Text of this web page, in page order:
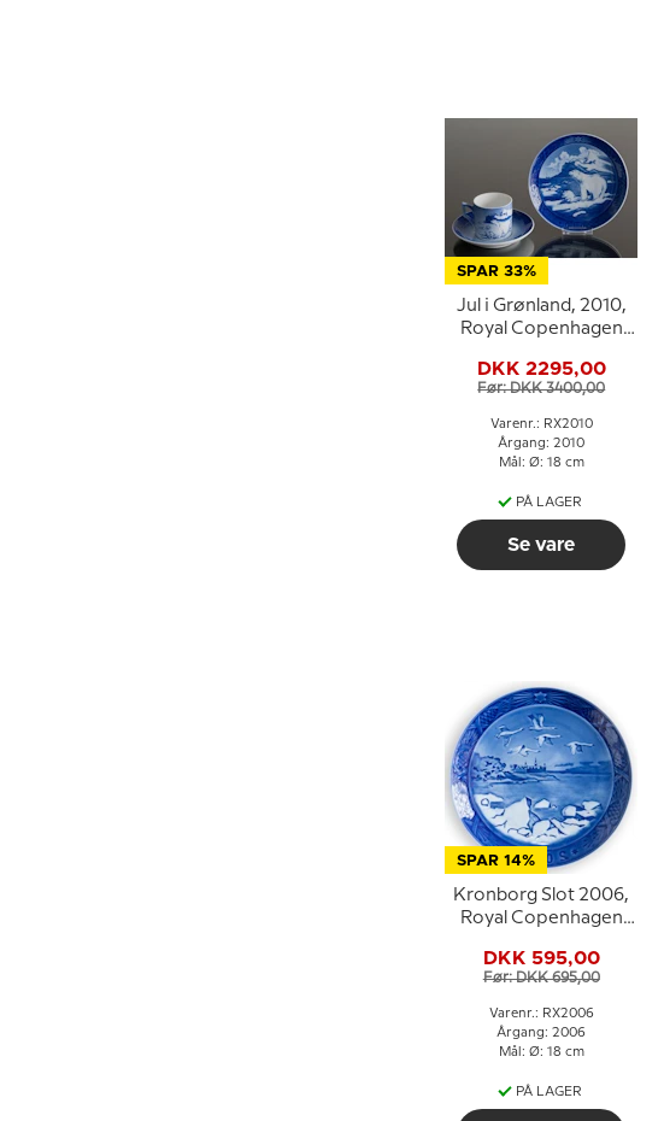
SPAR 33%
Jul i Grønland, 2010,
Royal Copenhagen
DKK 2295,00
Før: DKK 3400,00
Varenr.: RX2010
Årgang: 2010
Mål: Ø: 18 cm
PÅ LAGER
Se vare
SPAR 14%
Kronborg Slot 2006,
Royal Copenhagen
DKK 595,00
Før: DKK 695,00
Varenr.: RX2006
Årgang: 2006
Mål: Ø: 18 cm
PÅ LAGER